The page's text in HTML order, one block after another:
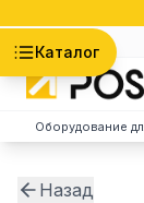
Каталог
Оборудование
Назад